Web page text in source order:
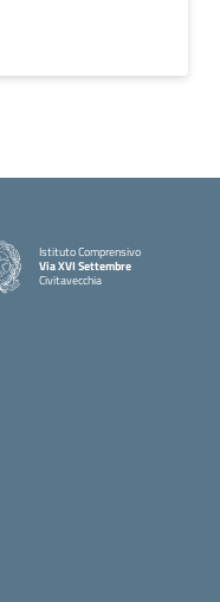
Istituto Comprensivo
Via XVI Settembre
Civitavecchia